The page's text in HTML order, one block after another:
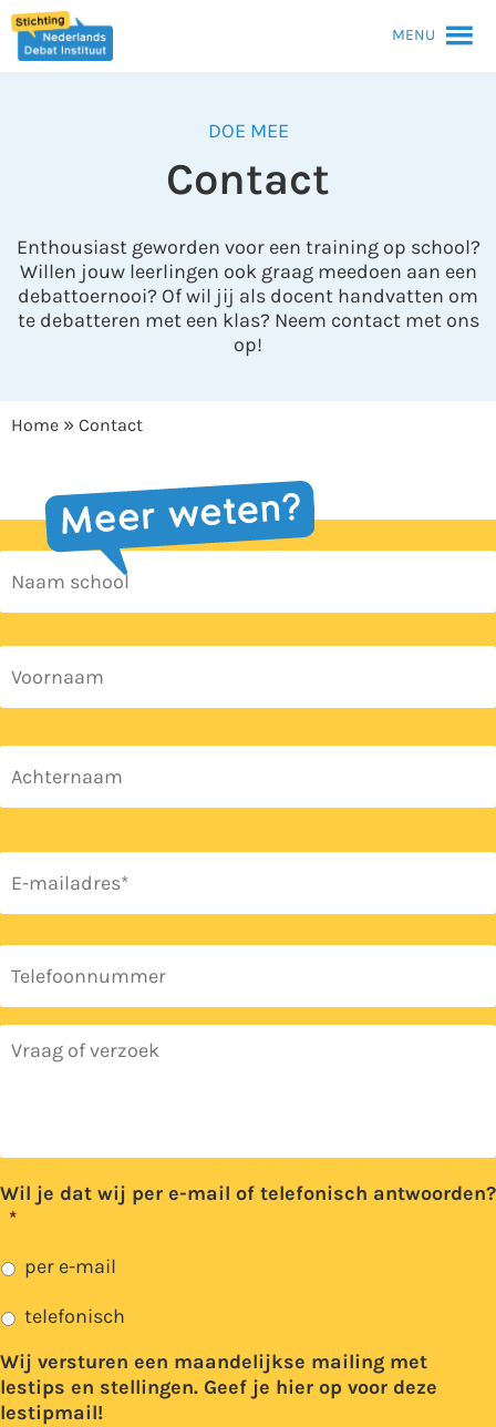
MENU
DOE MEE
Contact
Enthousiast geworden voor een training op school?
Willen jouw leerlingen ook graag meedoen aan een
debattoernooi? Of wil jij als docent handvatten om
te debatteren met een klas? Neem contact met ons
op!
Home » Contact
Naam
school
Naam *
E-
mailadres *
Telefoon
of
Wil je dat wij per e-mail of telefonisch antwoorden?
*
per e-mail
telefonisch
Wij versturen een maandelijkse mailing met
lestips en stellingen. Geef je hier op voor deze
lestipmail!